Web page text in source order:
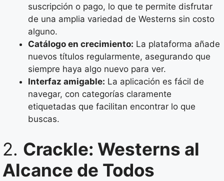
suscripción o pago, lo que te permite disfrutar
de una amplia variedad de Westerns sin costo
alguno.
Catálogo en crecimiento: La plataforma añade
nuevos títulos regularmente, asegurando que
siempre haya algo nuevo para ver.
Interfaz amigable: La aplicación es fácil de
navegar, con categorías claramente
etiquetadas que facilitan encontrar lo que
buscas.
2. Crackle: Westerns al
Alcance de Todos